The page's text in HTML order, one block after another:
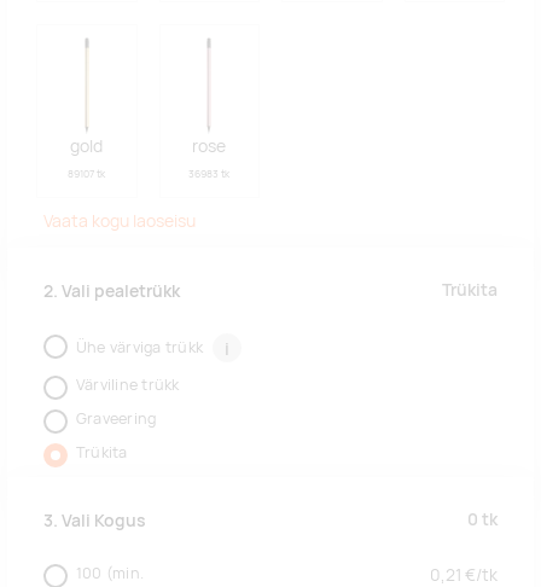
gold
89107 tk
rose
36983 tk
Vaata kogu laoseisu
2. Vali pealetrükk Trükita
Ühe värviga trükk i
Värviline trükk
Graveering
Trükita
3. Vali Kogus 0 tk
100 (min.
0,21 €/tk